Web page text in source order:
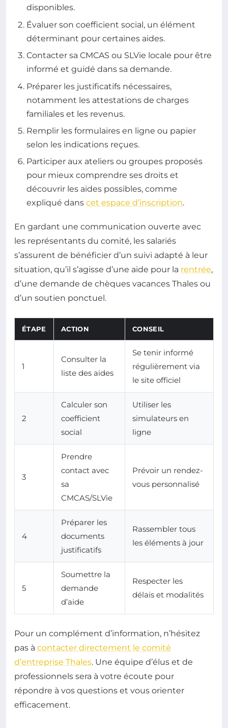
disponibles.
Évaluer son coefficient social, un élément
déterminant pour certaines aides.
Contacter sa CMCAS ou SLVie locale pour être
informé et guidé dans sa demande.
Préparer les justificatifs nécessaires,
notamment les attestations de charges
familiales et les revenus.
Remplir les formulaires en ligne ou papier
selon les indications reçues.
Participer aux ateliers ou groupes proposés
pour mieux comprendre ses droits et
découvrir les aides possibles, comme
expliqué dans cet espace d’inscription.
En gardant une communication ouverte avec
les représentants du comité, les salariés
s’assurent de bénéficier d’un suivi adapté à leur
situation, qu’il s’agisse d’une aide pour la rentrée,
d’une demande de chèques vacances Thales ou
d’un soutien ponctuel.
ÉTAPE ACTION CONSEIL
1
Consulter la
liste des aides
Se tenir informé
régulièrement via
le site officiel
2
Calculer son
coefficient
social
Utiliser les
simulateurs en
ligne
3
Prendre
contact avec
sa
CMCAS/SLVie
Prévoir un rendez-
vous personnalisé
4
Préparer les
documents
justificatifs
Rassembler tous
les éléments à jour
5
Soumettre la
demande
d’aide
Respecter les
délais et modalités
Pour un complément d’information, n’hésitez
pas à contacter directement le comité
d’entreprise Thales. Une équipe d’élus et de
professionnels sera à votre écoute pour
répondre à vos questions et vous orienter
efficacement.